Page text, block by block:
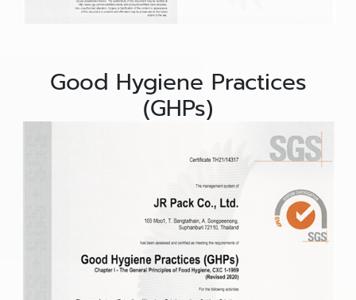
Good Hygiene Practices
(GHPs)